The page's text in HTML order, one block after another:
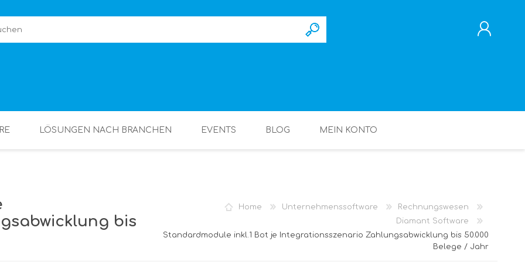
LÖSUNGEN NACH BRANCHEN EVENTS BLOG MEIN KONTO
Home Unternehmenssoftware
Rechnungswesen
Diamant Software
Standardmodule inkl.1 Bot je Integrationsszenario Zahlungsabwicklung bis 50.000
Belege / Jahr
bis